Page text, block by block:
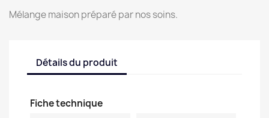
Mélange maison préparé par nos soins.
Détails du produit
Fiche technique